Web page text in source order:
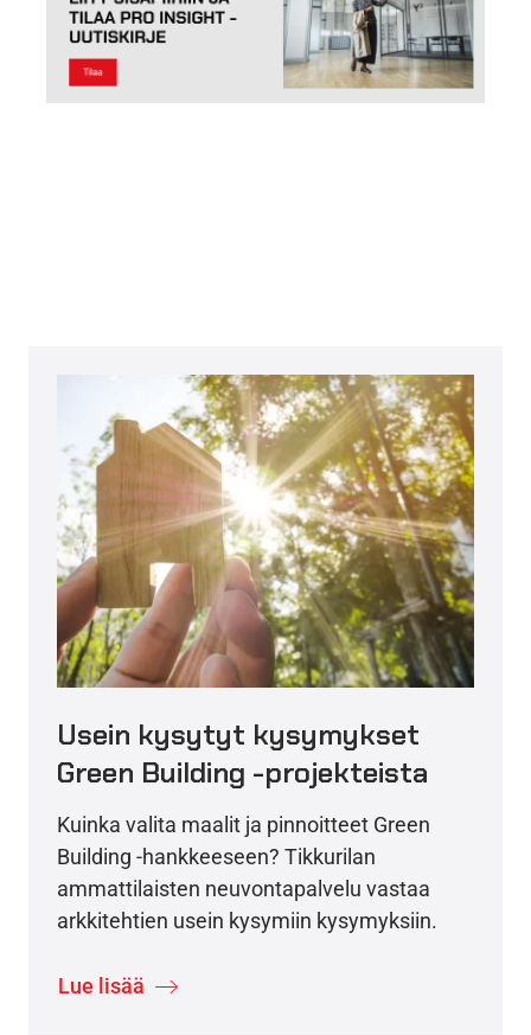
Usein kysytyt kysymykset
Green Building -projekteista
Kuinka valita maalit ja pinnoitteet Green
Building -hankkeeseen? Tikkurilan
ammattilaisten neuvontapalvelu vastaa
arkkitehtien usein kysymiin kysymyksiin.
Lue lisää